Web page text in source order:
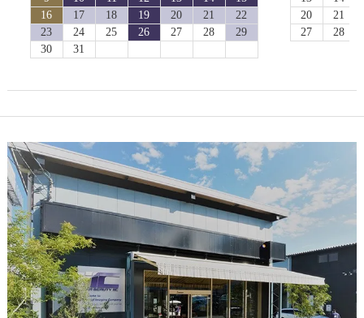
16
17 18 19 20 21
22
23
24 25 26 27 28
29
30
31
20
21
27
28